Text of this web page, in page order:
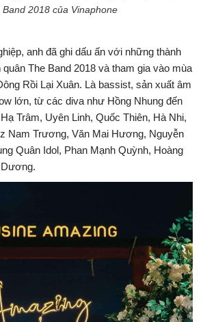
Band 2018 của Vinaphone
anh đã ghi dấu ấn với những thành
The Band 2018 và tham gia vào mùa
Rồi Lại Xuân. Là bassist, sản xuất âm
lớn, từ các diva như Hồng Nhung đến
Trâm, Uyên Linh, Quốc Thiên, Hà Nhi,
Nam Trương, Văn Mai Hương, Nguyễn
Quân Idol, Phan Mạnh Quỳnh, Hoàng
Dương.